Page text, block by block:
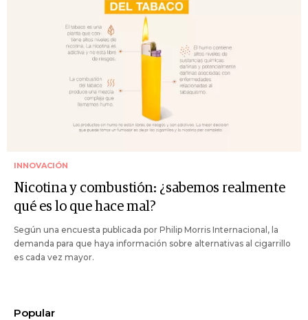
INNOVACIÓN
Nicotina y combustión: ¿sabemos realmente
qué es lo que hace mal?
Según una encuesta publicada por Philip Morris Internacional, la
demanda para que haya información sobre alternativas al cigarrillo
es cada vez mayor.
Popular